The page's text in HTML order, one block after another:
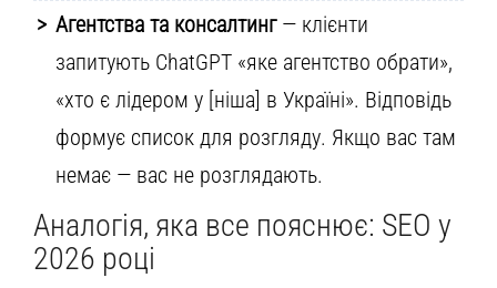
Агентства та консалтинг— клієнти
запитують ChatGPT «яке агентство обрати»,
«хто є лідером у [ніша] в Україні». Відповідь
формує список для розгляду. Якщо вас там
немає — вас не розглядають.
Аналогія, яка все пояснює: SEO у
2026 році